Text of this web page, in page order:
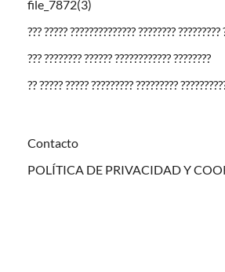
file_7872(3)
??? ????? ?????????????? ???????? ?????????
??? ???????? ?????? ???????????? ????????
?? ????? ????? ????????? ?????????
Contacto
POLÍTICA DE PRIVACIDAD Y